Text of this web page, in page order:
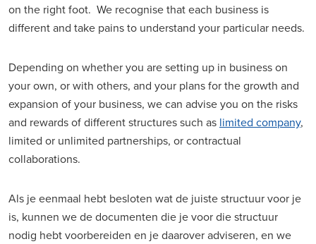
on the right foot. We recognise that each business is
different and take pains to understand your particular needs.
Depending on whether you are setting up in business on
your own, or with others, and your plans for the growth and
expansion of your business, we can advise you on the risks
and rewards of different structures such as limited company,
limited or unlimited partnerships, or contractual
collaborations.
Als je eenmaal hebt besloten wat de juiste structuur voor je
is, kunnen we de documenten die je voor die structuur
nodig hebt voorbereiden en je daarover adviseren, en we